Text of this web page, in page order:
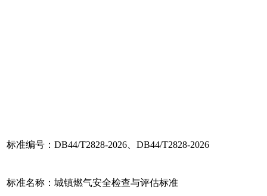
标准编号：DB44/T2828-2026、DB44/T2828-2026
标准名称：城镇燃气安全检查与评估标准